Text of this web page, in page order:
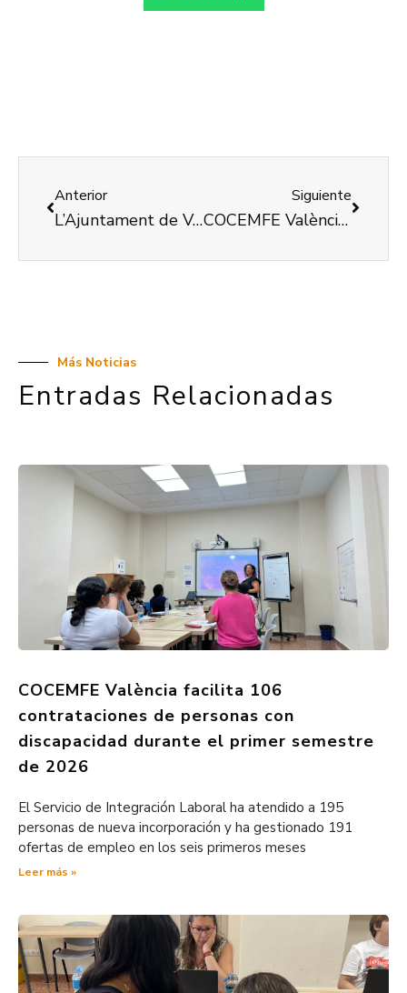
Anterior
L’Ajuntament de València dóna suport a la auntomía personal
Siguiente
COCEMFE València desenvoluparà 5 programes d’atenció soci-sanitària i d’inserció soci-laboral per a persones amb discapacitat
Más Noticias
Entradas Relacionadas
COCEMFE València facilita 106
contrataciones de personas con
discapacidad durante el primer semestre
de 2026
El Servicio de Integración Laboral ha atendido a 195
personas de nueva incorporación y ha gestionado 191
ofertas de empleo en los seis primeros meses
Leer más »